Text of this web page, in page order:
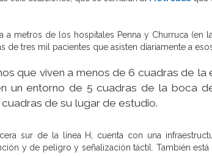
a metros de los hospitales Penna y Churruca (en
tres mil pacientes que asisten diariamente a
que viven a menos de 6 cuadras de
un entorno de 5 cuadras de la boca
de su lugar de estudio.
sur de la línea H, cuenta con una
y de peligro y señalización táctil. También